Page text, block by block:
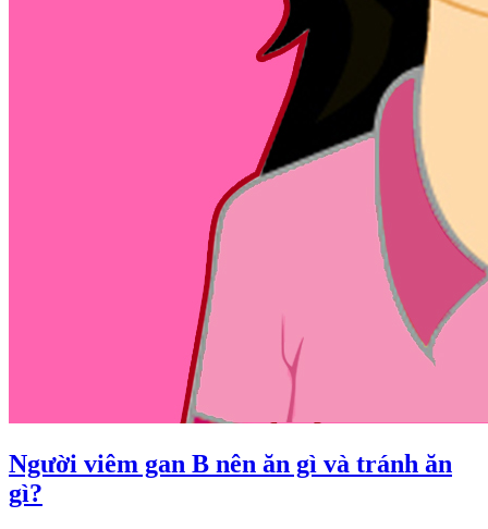
Người viêm gan B nên ăn gì và tránh ăn
gì?